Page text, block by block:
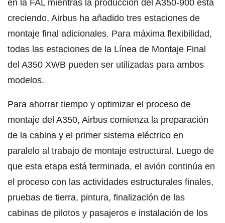
en la FAL mientras la producción del A350-900 está
creciendo, Airbus ha añadido tres estaciones de
montaje final adicionales. Para máxima flexibilidad,
todas las estaciones de la Línea de Montaje Final
del A350 XWB pueden ser utilizadas para ambos
modelos.
Para ahorrar tiempo y optimizar el proceso de
montaje del A350, Airbus comienza la preparación
de la cabina y el primer sistema eléctrico en
paralelo al trabajo de montaje estructural. Luego de
que esta etapa está terminada, el avión continúa en
el proceso con las actividades estructurales finales,
pruebas de tierra, pintura, finalización de las
cabinas de pilotos y pasajeros e instalación de los